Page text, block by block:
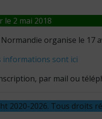
le 2 mai 2018
Normandie organise le 17
informations sont ici
par mail ou
2020-2026. Tous droits